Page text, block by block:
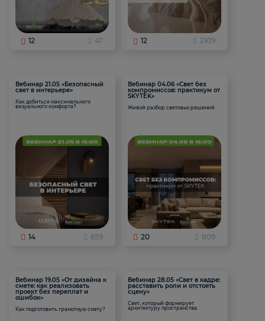
12 47 12 2109
Вебинар 21.05 «Безопасный
свет в интерьере»
Как добиться максимального
визуального комфорта?
14 659
Вебинар 04.06 «Свет без
компромиссов: практикум от
SKYTEK»
Живой разбор световых решений
20 809
Вебинар 19.05 «От дизайна к
смете: как реализовать
проект без переплат и
ошибок»
Как подготовить грамотную смету?
Вебинар 28.05 «Свет в кадре:
расставить роли и отстоять
сцену»
Свет, который формирует
архитектуру пространства.